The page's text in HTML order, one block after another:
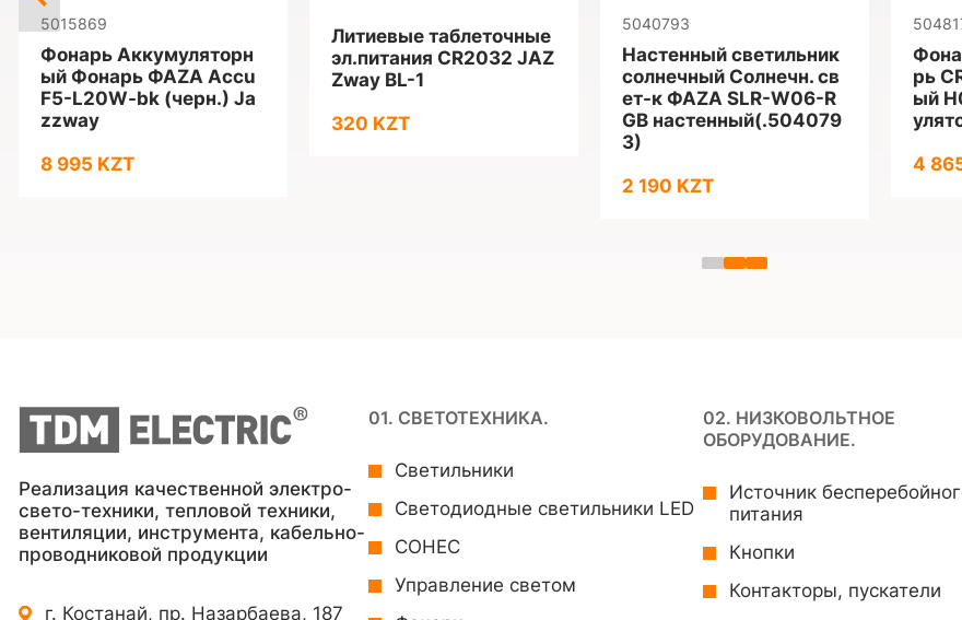
5015869
Фонарь Аккумуляторн
ый Фонарь ФАZА Accu
F5-L20W-bk (черн.) Ja
zzway
8 995 KZT
Литиевые таблеточные
эл.питания CR2032 JAZ
Zway BL-1
320 KZT
5040793
Настенный светильник
солнечный Солнечн. св
ет-к ФАZА SLR-W06-R
GB настенный(.504079
3)
2 190 KZT
рь
ый
4
Реализация качественной электро-
свето-техники, тепловой техники,
вентиляции, инструмента, кабельно-
проводниковой продукции
г. Костанай, пр. Назарбаева, 187
01. СВЕТОТЕХНИКА.
Светильники
Светодиодные светильники LED
СОНЕС
Управление светом
02. НИЗКОВОЛЬТНОЕ
ОБОРУДОВАНИЕ.
Источник
питания
Кнопки
Контакторы, пускатели